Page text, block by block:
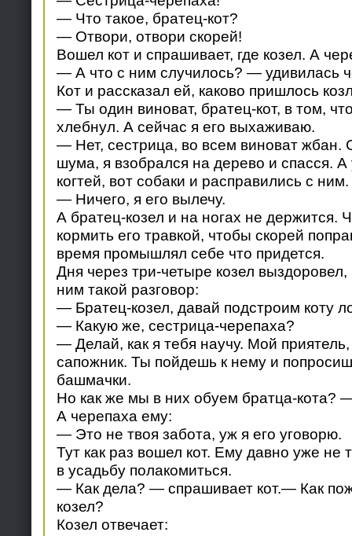
— Что такое, братец-кот?
— Отвори, отвори скорей!
Вошел кот и спрашивает, где козел. А
— А что с ним случилось? — удивилась
Кот и рассказал ей, каково пришлось
— Ты один виноват, братец-кот, в том,
хлебнул. А сейчас я его выхаживаю.
— Нет, сестрица, во всем виноват жбан.
шума, я взобрался на дерево и спасся. А
когтей, вот собаки и расправились с ним.
— Ничего, я его вылечу.
А братец-козел и на ногах не держится.
кормить его травкой, чтобы скорей
время промышлял себе что придется.
Дня через три-четыре козел
ним такой разговор:
— Братец-козел, давай подстроим коту
— Какую же, сестрица-черепаха?
— Делай, как я тебя научу. Мой
сапожник. Ты пойдешь к нему и
башмачки.
Но как же мы в них обуем братца-кота?
А черепаха ему:
— Это не твоя забота, уж я его уговорю.
Тут как раз вошел кот. Ему давно уже не
в усадьбу полакомиться.
— Как дела? — спрашивает кот.— Как
козел?
Козел отвечает: